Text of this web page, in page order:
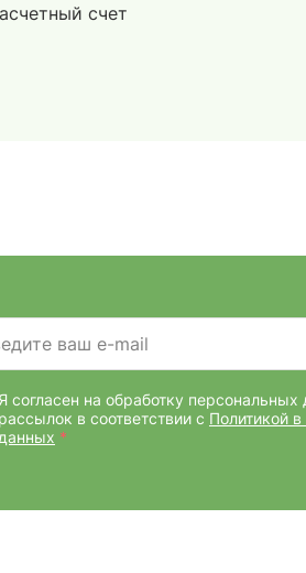
счет
ваш e-mail
Я согласен на обработку
рассылок в соответствии с Политикой
данных *